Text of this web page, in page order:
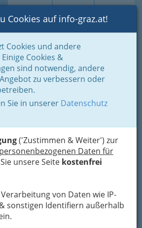
Suche Login Toggle
Cookies auf info-graz.at!
Cookies und andere
Cookies &
sind notwendig, andere
zu verbessern oder
Sie in unserer Datenschutz
('Zustimmen & Weiter') zur
personenbezogenen Daten für
unsere Seite kostenfrei
von Daten wie IP-
sonstigen Identifiern außerhalb
Einkaufen & Schenken - der Handel
des täglichen Lebens
Haushaltsartikel
Graz
15
Maps anschauen